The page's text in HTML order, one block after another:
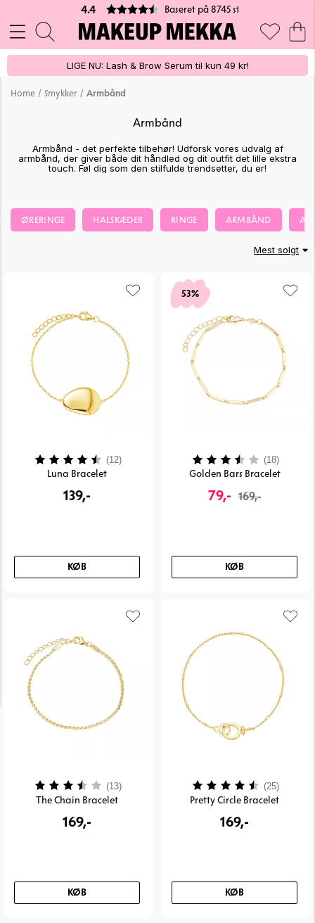
4.4 Baseret på 8745 stemmer
LIGE NU: Lash & Brow Serum til kun 49 kr!
Home / Smykker / Armbånd
Armbånd
Armbånd - det perfekte tilbehør! Udforsk vores udvalg af
armbånd, der giver både dit håndled og dit outfit det lille ekstra
touch. Føl dig som den stilfulde trendsetter, du er!
ØRERINGE HALSKÆDER RINGE ARMBÅND
Mest solgt
Luna Bracelet
139,-
KØB
Vurdering: (12)4.3 ud af 5 stjerner
53%
Golden Bars Bracelet
79,- 169,-
KØB
Vurdering: (18)3.9 ud
The Chain Bracelet
169,-
KØB
Vurdering: (13)3.8 ud af 5 stjerner
Pretty Circle Bracelet
169,-
KØB
Vurdering: (25)4.6 ud